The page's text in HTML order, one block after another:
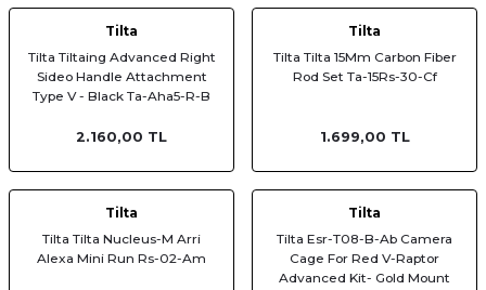
Tilta
Tilta Tiltaing Advanced Right
Sideo Handle Attachment
Type V - Black Ta-Aha5-R-B
2.160,00 TL
Tilta
Tilta Tilta 15Mm Carbon Fiber
Rod Set Ta-15Rs-30-Cf
1.699,00 TL
Tilta
Tilta Tilta Nucleus-M Arri
Alexa Mini Run Rs-02-Am
Tilta
Tilta Esr-T08-B-Ab Camera
Cage For Red V-Raptor
Advanced Kit- Gold Mount